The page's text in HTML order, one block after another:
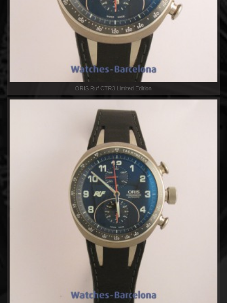
ORIS Ruf CTR3 Limited Edition